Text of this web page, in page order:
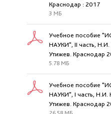
Краснодар : 2017
3 МБ
Учебное пособие
НАУКИ", II часть,
Утижев. Краснодар
5.78 МБ
Учебное пособие
НАУКИ", I часть, Н.И.
Утижев. Краснодар